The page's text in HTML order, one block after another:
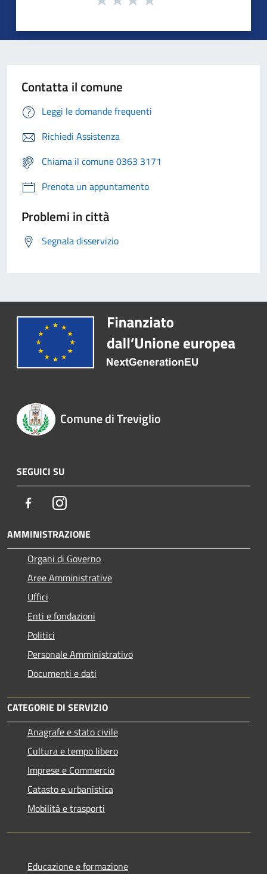
Contatta il comune
Leggi le domande frequenti
Richiedi Assistenza
Chiama il comune 0363 3171
Prenota un appuntamento
Problemi in città
Segnala disservizio
Comune di Treviglio
SEGUICI SU
FacebookInstagram
AMMINISTRAZIONE
Organi di Governo
Aree Amministrative
Uffici
Enti e fondazioni
Politici
Personale Amministrativo
Documenti e dati
CATEGORIE DI SERVIZIO
Anagrafe e stato civile
Cultura e tempo libero
Imprese e Commercio
Catasto e urbanistica
Mobilità e trasporti
Educazione e formazione